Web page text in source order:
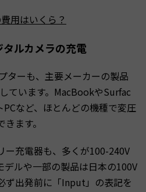
用はいくら？
ルカメラの充電
ターも、主要メーカーの製品
ています。MacBookやSurfac
など、ほとんどの機種で変圧
ます。
ー充電器も、多くが100-240V
デルや一部の製品は日本の100V
ず出発前に「Input」の表記を